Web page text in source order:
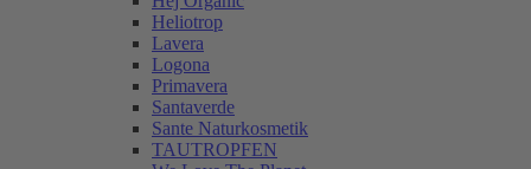
Heliotrop
Lavera
Logona
Primavera
Santaverde
Sante Naturkosmetik
TAUTROPFEN